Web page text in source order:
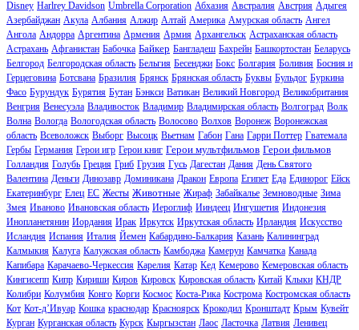
Disney Harlrey Davidson Umbrella Corporation Абхазия Австралия Австрия Адыгея
Азербайджан Акула Албания Алжир Алтай Америка Амурская область Ангел
Ангола Андорра Аргентина Армения Армия Архангельск Астраханская область
Астрахань Афганистан Бабочка Байкер Бангладеш Бахрейн Башкортостан Беларусь
Белгород Белгородская область Бельгия Бесенджи Бокс Болгария Боливия Босния и
Герцеговина Ботсвана Бразилия Брянск Брянская область Буквы Бульдог Буркина
Фасо Бурундук Бурятия Бутан Бэнкси Ватикан Великий Новгород Великобритания
Венгрия Венесуэла Владивосток Владимир Владимирская область Волгоград Волк
Волна Вологда Вологодская область Волосово Волхов Воронеж Воронежская
область Всеволожск Выборг Высоцк Вьетнам Габон Гана Гарри Поттер Гватемала
Гербы Германия Герои игр Герои книг Герои мультфильмов Герои фильмов
Голландия Голубь Греция Гриб Грузия Гусь Дагестан Дания День Святого
Валентина Деньги Динозавр Доминикана Дракон Европа Египет Еда Единорог Ейск
Екатеринбург Елец ЕС Жесты Животные Жираф Забайкалье Земноводные Зима
Змея Иваново Ивановская область Иероглиф Ииндеец Ингушетия Индонезия
Инопланетянин Иордания Ирак Иркутск Иркутская область Ирландия Искусство
Исландия Испания Италия Йемен Кабардино-Балкария Казань Калининград
Калмыкия Калуга Калужская область Камбоджа Камерун Камчатка Канада
Капибара Карачаево-Черкессия Карелия Катар Кед Кемерово Кемеровская область
Кингисепп Кипр Кириши Киров Кировск Кировская область Китай Клыки КНДР
Колибри Колумбия Конго Корги Космос Коста-Рика Кострома Костромская область
Кот Кот-д’Ивуар Кошка краснодар Красноярск Крокодил Кронштадт Крым Кувейт
Курган Курганская область Курск Кыргызстан Лаос Ласточка Латвия Ленивец